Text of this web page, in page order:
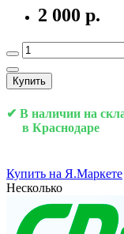
2 000 р.
Купить
✔ В наличии на
в Краснодаре
Купить на Я.Маркете
Несколько